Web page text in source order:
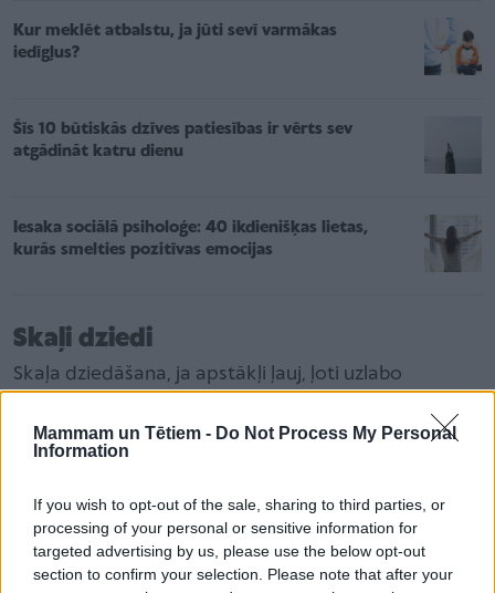
Mammam un Tētiem - Do Not Process My Personal
Information
If you wish to opt-out of the sale, sharing to third parties, or
processing of your personal or sensitive information for
targeted advertising by us, please use the below opt-out
section to confirm your selection. Please note that after your
Kur meklēt atbalstu, ja jūti sevī varmākas
iedīgļus?
Šīs 10 būtiskās dzīves patiesības ir vērts sev
atgādināt katru dienu
Iesaka sociālā psiholoģe: 40 ikdienišķas lietas,
kurās smelties pozitīvas emocijas
Skaļi dziedi
Skaļa dziedāšana, ja apstākļi ļauj, ļoti uzlabo
mīļākajām dziesmām.
Palēkā ar lecamauklu
Ieslēdz enerģisku mūziku un divas minūtes intensīvi
lec ar lecamauklu. Bērns, protams, dara tāpat. Der